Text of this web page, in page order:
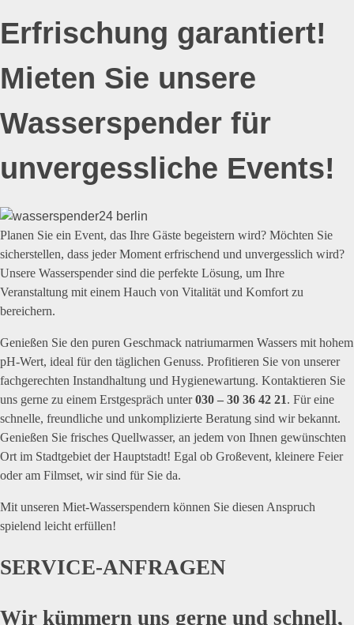
Erfrischung garantiert!
Mieten Sie unsere
Wasserspender für
unvergessliche Events!
Planen Sie ein Event, das Ihre Gäste begeistern wird? Möchten Sie
sicherstellen, dass jeder Moment erfrischend und unvergesslich wird?
Unsere Wasserspender sind die perfekte Lösung, um Ihre
Veranstaltung mit einem Hauch von Vitalität und Komfort zu
bereichern.
Genießen Sie den puren Geschmack natriumarmen Wassers mit hohem
pH-Wert, ideal für den täglichen Genuss. Profitieren Sie von unserer
fachgerechten Instandhaltung und Hygienewartung. Kontaktieren Sie
uns gerne zu einem Erstgespräch unter030 – 30 36 42 21. Für eine
schnelle, freundliche und unkomplizierte Beratung sind wir bekannt.
Genießen Sie frisches Quellwasser, an jedem von Ihnen gewünschten
Ort im Stadtgebiet der Hauptstadt! Egal ob Großevent, kleinere Feier
oder am Filmset, wir sind für Sie da.
Mit unseren Miet-Wasserspendern können Sie diesen Anspruch
spielend leicht erfüllen!
SERVICE-ANFRAGEN
Wir kümmern uns gerne und schnell,